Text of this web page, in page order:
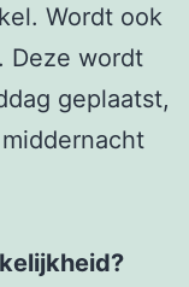
Wordt ook
Deze wordt
geplaatst,